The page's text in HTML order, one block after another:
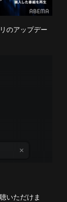
のアップデー
いただけま